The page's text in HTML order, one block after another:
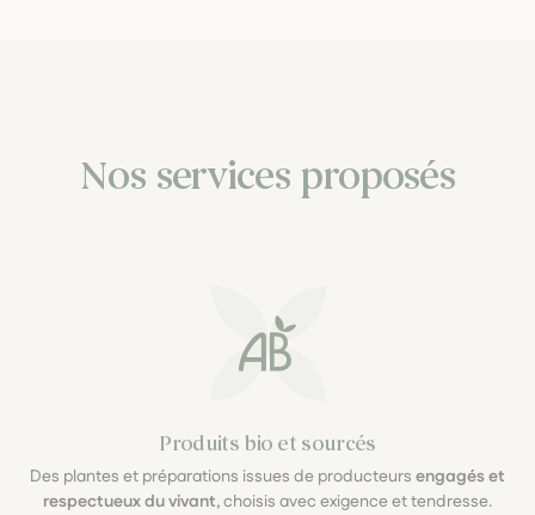
Nos services proposés
Produits bio et sourcés
Des plantes et préparations issues de producteurs engagés et
respectueux du vivant, choisis avec exigence et tendresse.